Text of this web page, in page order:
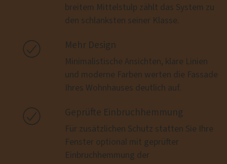
breitem Mittelstulp zählt das System zu
den schlanksten seiner Klasse.
 Mehr Design
Minimalistische Ansichten, klare Linien
und moderne Farben werten die Fassade
Ihres Wohnhauses deutlich auf.
 Geprüfte Einbruchhemmung
Für zusätzlichen Schutz statten Sie Ihre
Fenster optional mit geprüfter
Einbruchhemmung der